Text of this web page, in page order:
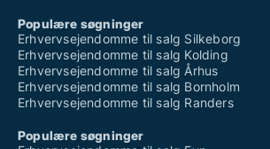
Populære søgninger
Erhvervsejendomme til salg Silkeborg
Erhvervsejendomme til salg Kolding
Erhvervsejendomme til salg Århus
Erhvervsejendomme til salg Bornholm
Erhvervsejendomme til salg Randers
Populære søgninger